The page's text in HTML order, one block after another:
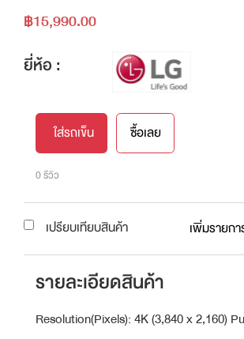
฿15,990.00
ยี่ห้อ :
ใส่รถเข็น ซื้อเลย
0 รีวิว
เปรียบเทียบสินค้า เพิ่มรายกา
รายละเอียดสินค้า
Resolution(Pixels): 4K (3,840 x 2,160)